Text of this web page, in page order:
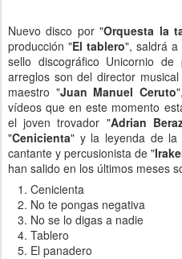
Nuevo disco por "Orquesta la
producción "El tablero", saldrá a
sello discográfico Unicornio
arreglos son del director musical
maestro "Juan Manuel Ceruto
vídeos que en este momento
el joven trovador "Adrian
"Cenicienta" y la leyenda de la
cantante y percusionista de "
han salido en los últimos meses
Cenicienta
No te pongas negativa
No se lo digas a nadie
Tablero
El panadero